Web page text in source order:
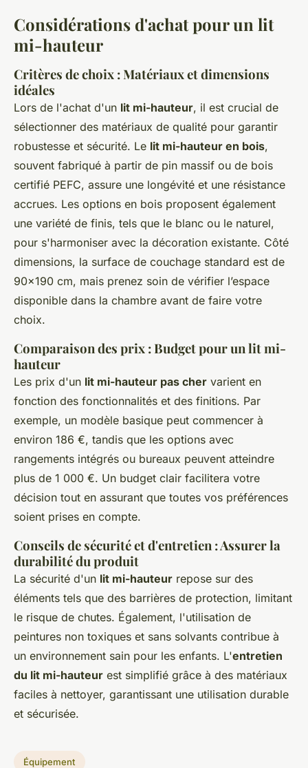
Considérations d'achat pour un lit
mi-hauteur
Critères de choix : Matériaux et dimensions
idéales
Lors de l'achat d'un lit mi-hauteur, il est crucial de
sélectionner des matériaux de qualité pour garantir
robustesse et sécurité. Le lit mi-hauteur en bois,
souvent fabriqué à partir de pin massif ou de bois
certifié PEFC, assure une longévité et une résistance
accrues. Les options en bois proposent également
une variété de finis, tels que le blanc ou le naturel,
pour s'harmoniser avec la décoration existante. Côté
dimensions, la surface de couchage standard est de
90x190 cm, mais prenez soin de vérifier l’espace
disponible dans la chambre avant de faire votre
choix.
Comparaison des prix : Budget pour un lit mi-
hauteur
Les prix d'un lit mi-hauteur pas cher varient en
fonction des fonctionnalités et des finitions. Par
exemple, un modèle basique peut commencer à
environ 186 €, tandis que les options avec
rangements intégrés ou bureaux peuvent atteindre
plus de 1 000 €. Un budget clair facilitera votre
décision tout en assurant que toutes vos préférences
soient prises en compte.
Conseils de sécurité et d'entretien : Assurer la
durabilité du produit
La sécurité d'un lit mi-hauteur repose sur des
éléments tels que des barrières de protection, limitant
le risque de chutes. Également, l'utilisation de
peintures non toxiques et sans solvants contribue à
un environnement sain pour les enfants. L'entretien
du lit mi-hauteur est simplifié grâce à des matériaux
faciles à nettoyer, garantissant une utilisation durable
et sécurisée.
Équipement